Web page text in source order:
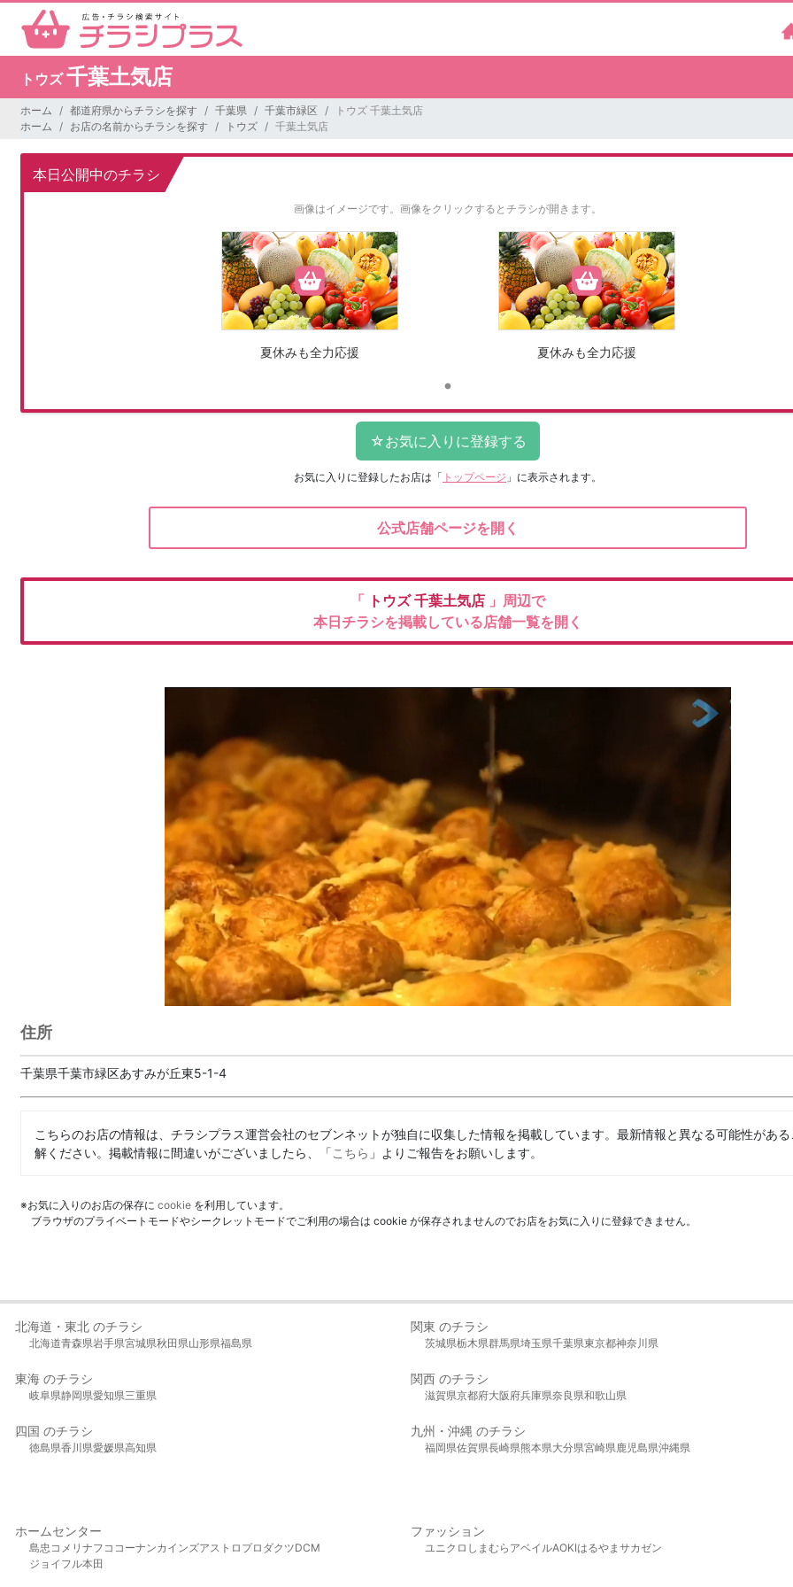
トウズ千葉土気店
ホーム 都道府県からチラシを探す 千葉県 千葉市緑区
トウズ 千葉土気店
ホーム
お店の名前からチラシを探す トウズ 千葉土気店
本日公開中のチラシ
画像はイメージです。 画像をクリックするとチラシが開きます。
夏休みも全力応援 夏休みも全力応援
お気に入りに登録したお店は 「 トップページ 」に表示されます。
公式店舗ページを開く
「 トウズ千葉土気店 」周辺で
本日チラシを掲載している店舗一覧を開く
住所
千葉県千葉市緑区あすみが丘東5-1-4
こちらのお店の情報は、チラシプラス運営会社のセブンネットが独自に収集した情報を掲載しています。最新情報と異なる可能性があ
解ください。掲載情報に間違いがございましたら、「こちら 」よりご報告をお願いします。
※お気に入りのお店の保存に cookie を利用しています。
ブラウザのプライベートモードやシークレットモードでご利用の場合は cookie が保存されませんのでお店をお気に入りに登録できません。
北海道・東北 のチラシ
北海道青森県岩手県宮城県秋田県山形県福島県
関東 のチラシ
茨城県栃木県群馬県埼玉県千葉県東京都神奈川県
東海 のチラシ
岐阜県静岡県愛知県三重県
関西 のチラシ
滋賀県京都府大阪府兵庫県奈良県和歌山県
四国 のチラシ
徳島県香川県愛媛県高知県
九州・沖縄 のチラシ
福岡県佐賀県長崎県熊本県大分県宮崎県鹿児島県沖縄県
ホームセンター
島忠 コメリ ナフコ コーナンカインズアストロプロダクツDCM
ジョイフル本田
ファッション
ユニクロ しまむら アベイルAOKIはるやま サカゼン